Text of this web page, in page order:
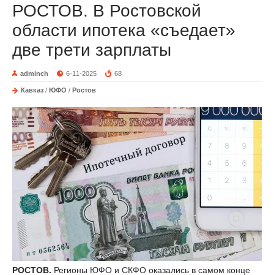
РОСТОВ. В Ростовской
области ипотека «съедает»
две трети зарплаты
adminch 6-11-2025 68
Кавказ / ЮФО / Ростов
РОСТОВ. Регионы ЮФО и СКФО оказались в самом конце